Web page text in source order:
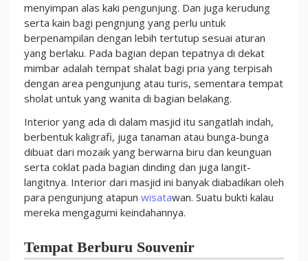
menyimpan alas kaki pengunjung. Dan juga kerudung
serta kain bagi pengnjung yang perlu untuk
berpenampilan dengan lebih tertutup sesuai aturan
yang berlaku. Pada bagian depan tepatnya di dekat
mimbar adalah tempat shalat bagi pria yang terpisah
dengan area pengunjung atau turis, sementara tempat
sholat untuk yang wanita di bagian belakang.
Interior yang ada di dalam masjid itu sangatlah indah,
berbentuk kaligrafi, juga tanaman atau bunga-bunga
dibuat dari mozaik yang berwarna biru dan keunguan
serta coklat pada bagian dinding dan juga langit-
langitnya. Interior dari masjid ini banyak diabadikan oleh
para pengunjung atapun wisatawan. Suatu bukti kalau
mereka mengagumi keindahannya.
Tempat Berburu Souvenir